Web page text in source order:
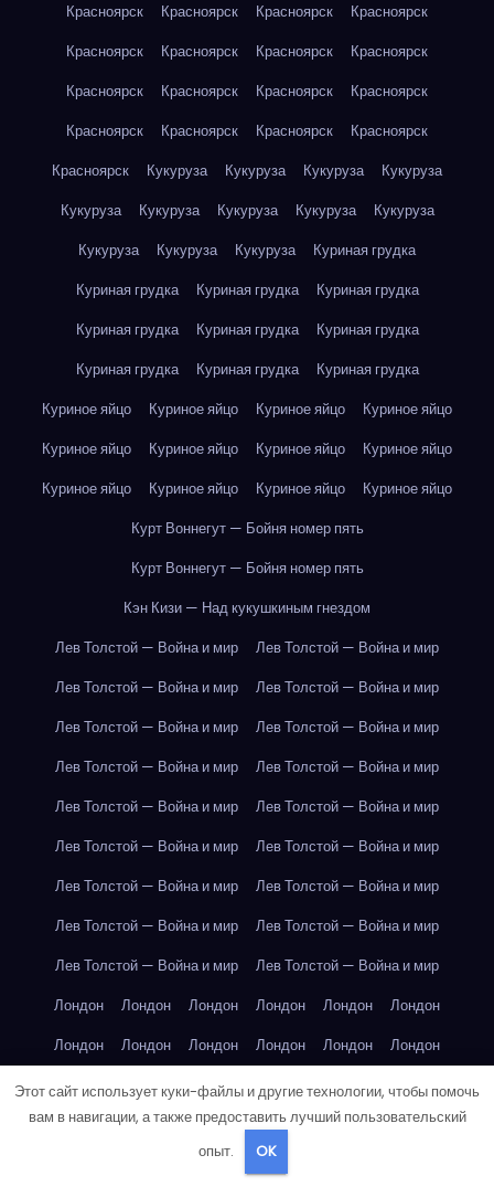
Красноярск
Красноярск Красноярск
Красноярск
Красноярск
Красноярск Красноярск
Красноярск
Красноярск
Красноярск Красноярск
Красноярск
Красноярск
Красноярск Красноярск
Красноярск
Красноярск
Кукуруза Кукуруза Кукуруза
Кукуруза
Кукуруза
Кукуруза Кукуруза Кукуруза
Кукуруза
Кукуруза
Кукуруза Кукуруза
Куриная грудка
Куриная грудка
Куриная грудка
Куриная грудка
Куриная грудка
Куриная грудка
Куриная грудка
Куриная грудка
Куриная грудка
Куриная грудка
Куриное яйцо
Куриное яйцо Куриное яйцо
Куриное яйцо
Куриное яйцо
Куриное яйцо Куриное яйцо
Куриное яйцо
Куриное яйцо
Куриное яйцо Куриное яйцо
Куриное яйцо
Курт Воннегут — Бойня номер пять
Курт Воннегут — Бойня номер пять
Кэн Кизи — Над кукушкиным гнездом
Лев Толстой — Война и мир
Лев Толстой — Война и мир
Лев Толстой — Война и мир
Лев Толстой — Война и мир
Лев Толстой — Война и мир
Лев Толстой — Война и мир
Лев Толстой — Война и мир
Лев Толстой — Война и мир
Лев Толстой — Война и мир
Лев Толстой — Война и мир
Лев Толстой — Война и мир
Лев Толстой — Война и мир
Лев Толстой — Война и мир
Лев Толстой — Война и мир
Лев Толстой — Война и мир
Лев Толстой — Война и мир
Лев Толстой — Война и мир
Лев Толстой — Война и мир
Лондон
Лондон Лондон Лондон Лондон
Лондон
Лондон
Лондон Лондон Лондон Лондон
Лондон
Лондон
Лондон Лондон Лондон Лондон
Лондон
Лондон
Лондон Лондон Лондон
Лос-Анджелес
Этот сайт использует куки-файлы и другие технологии, чтобы помочь
вам в навигации, а также предоставить лучший пользовательский
опыт.
OK